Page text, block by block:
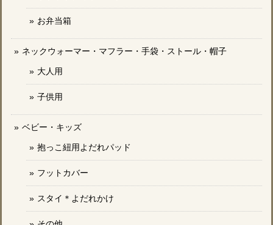
お弁当箱
ネックウォーマー・マフラー・手袋・ストール・帽子
大人用
子供用
ベビー・キッズ
抱っこ紐用よだれパッド
フットカバー
スタイ＊よだれかけ